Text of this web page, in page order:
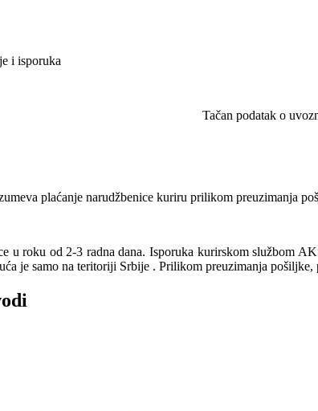
i isporuka
Tačan podatak o
plaćanje narudžbenice kuriru prilikom preuzimanja
u roku od 2-3 radna dana. Isporuka kurirskom službom
je samo na teritoriji Srbije . Prilikom preuzimanja